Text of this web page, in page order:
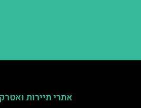
אתרי תיירות